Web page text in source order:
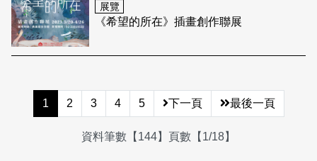
展覽
《希望的所在》插畫創作聯展
1 2 3 4 5 下一頁 最後一頁
資料筆數【144】頁數【1/18】